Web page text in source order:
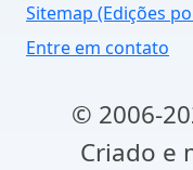
Sitemap (Edições
Entre em contato
© 2006-
Criado e